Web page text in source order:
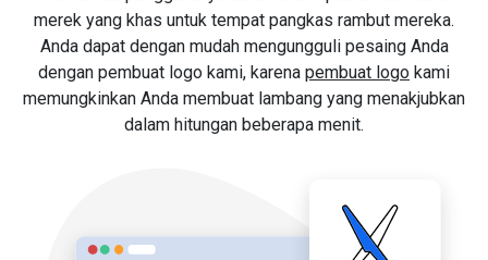
merek yang khas untuk tempat pangkas rambut mereka.
Anda dapat dengan mudah mengungguli pesaing Anda
dengan pembuat logo kami, karena pembuat logo kami
memungkinkan Anda membuat lambang yang menakjubkan
dalam hitungan beberapa menit.